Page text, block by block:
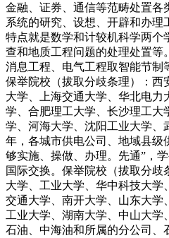
金融、证券、通信等范畴处置各
系统的研究、设想、开辟和办理
特点就是数学和计较机科学两个
查和地质工程问题的处理处置等
消息工程、电气工程取智能节制
保举院校（拔取分歧条理）：西
大学、上海交通大学、华北电力
学、合肥理工大学、长沙理工大
学、河海大学、沈阳工业大学、
年，各城市供电公司、地域县级
够实施、操做、办理。先通”，
国际交换。保举院校（拔取分歧
大学、工业大学、华中科技大学
交通大学、南开大学、山东大学
工业大学、湖南大学、中山大学
石油、中海油和所属的分公司、